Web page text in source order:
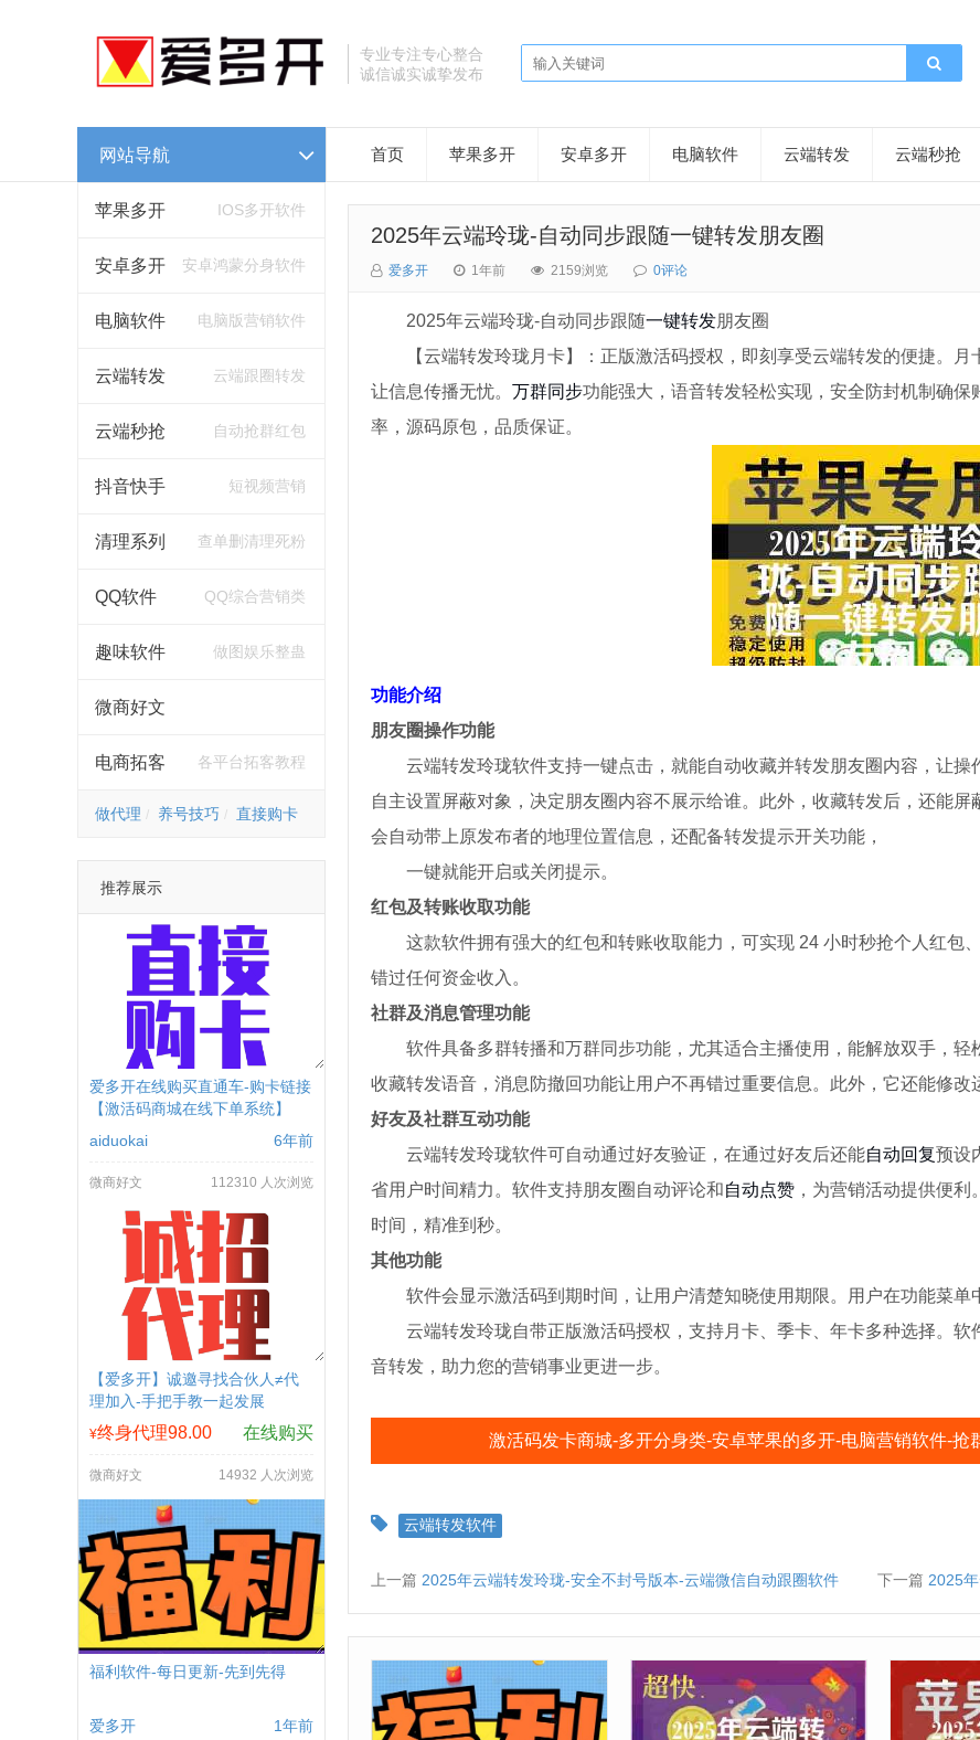
专业专注专心整合
诚信诚实诚挚发布
网站导航
苹果多开 IOS多开软件
安卓多开 安卓鸿蒙分身软件
电脑软件 电脑版营销软件
云端转发 云端跟圈转发
云端秒抢 自动抢群红包
抖音快手 短视频营销
清理系列 查单删清理死粉
QQ软件 QQ综合营销类
趣味软件 做图娱乐整蛊
微商好文
电商拓客 各平台拓客教程
做代理 养号技巧 直接购卡
推荐展示
爱多开在线购买直通车-购卡链接
【激活码商城在线下单系统】
aiduokai
6年前
微商好文 112310 人次浏览
【爱多开】诚邀寻找合伙人≠代
理加入-手把手教一起发展
¥终身代理98.00 在线购买
微商好文 14932 人次浏览
福利软件-每日更新-先到先得
爱多开 1年前
首页 苹果多开 安卓多开 电脑软件 云端转发 云端秒抢
2025年云端玲珑-自动同步跟随一键转发朋友圈
爱多开 1年前 2159浏览 0评论
2025年云端玲珑-自动同步跟随一键转发朋友圈
【云端转发玲珑月卡】：正版激活码授权，即刻享受云端转发的便捷。
让信息传播无忧。 万群同步功能强大，语音转发轻松实现，安全防封机制确保
率，源码原包，品质保证。
功能介绍
朋友圈操作功能​
云端转发玲珑软件支持一键点击，就能自动收藏并转发朋友圈内容，让
自主设置屏蔽对象，决定朋友圈内容不展示给谁。此外，收藏转发后，还能
会自动带上原发布者的地理位置信息，还配备转发提示开关功能，
一键就能开启或关闭提示。​
红包及转账收取功能​
这款软件拥有强大的红包和转账收取能力，可实现 24 小时秒抢个人红包
错过任何资金收入。​
社群及消息管理功能​
软件具备多群转播和万群同步功能，尤其适合主播使用，能解放双手，
收藏转发语音，消息防撤回功能让用户不再错过重要信息。此外，它还能修改
好友及社群互动功能​
云端转发玲珑软件可自动通过好友验证，在通过好友后还能自动回复预设
省用户时间精力。软件支持朋友圈自动评论和自动点赞，为营销活动提供便利
时间，精准到秒。​
其他功能​
软件会显示激活码到期时间，让用户清楚知晓使用期限。用户在功能菜单
云端转发玲珑自带正版激活码授权，支持月卡、季卡、年卡多种选择。
音转发，助力您的营销事业更进一步。​
激活码发卡商城-多开分身类-安卓苹果的多开-电脑营销软件-
云端转发软件
上一篇 2025年云端转发玲珑-安全不封号版本-云端微信自动跟圈软件 下一篇 2025